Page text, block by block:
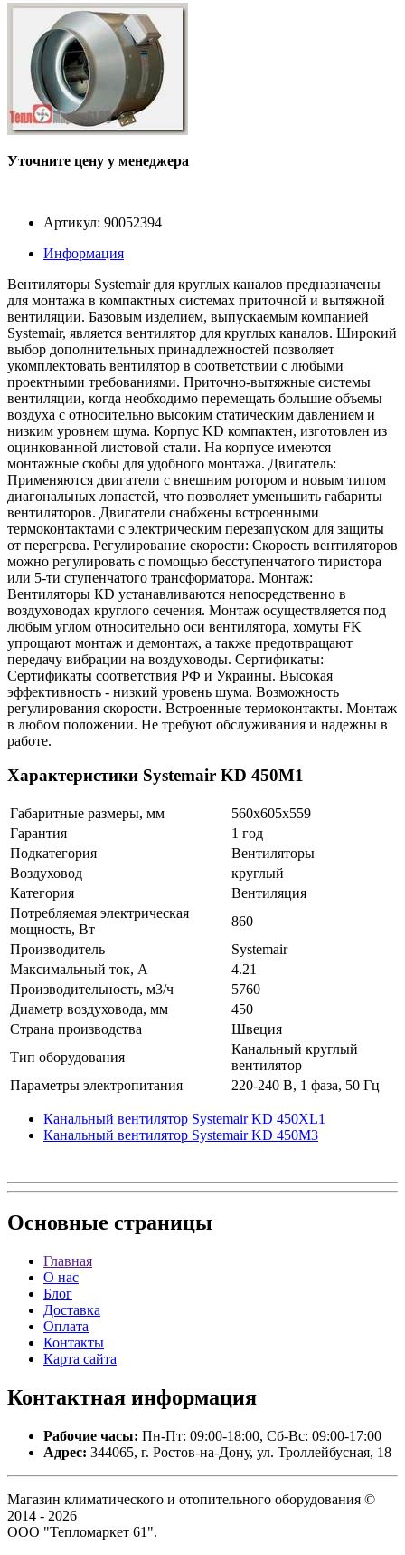
Уточните цену у менеджера
Артикул: 90052394
Информация
Вентиляторы Systemair для круглых каналов предназначены
для монтажа в компактных системах приточной и вытяжной
вентиляции. Базовым изделием, выпускаемым компанией
Systemair, является вентилятор для круглых каналов. Широкий
выбор дополнительных принадлежностей позволяет
укомплектовать вентилятор в соответствии с любыми
проектными требованиями. Приточно-вытяжные системы
вентиляции, когда необходимо перемещать большие объемы
воздуха с относительно высоким статическим давлением и
низким уровнем шума. Корпус KD компактен, изготовлен из
оцинкованной листовой стали. На корпусе имеются
монтажные скобы для удобного монтажа. Двигатель:
Применяются двигатели с внешним ротором и новым типом
диагональных лопастей, что позволяет уменьшить габариты
вентиляторов. Двигатели снабжены встроенными
термоконтактами с электрическим перезапуском для защиты
от перегрева. Регулирование скорости: Скорость вентиляторов
можно регулировать с помощью бесступенчатого тиристора
или 5-ти ступенчатого трансформатора. Монтаж:
Вентиляторы КD устанавливаются непосредственно в
воздуховодах круглого сечения. Монтаж осуществляется под
любым углом относительно оси вентилятора, хомуты FK
упрощают монтаж и демонтаж, а также предотвращают
передачу вибрации на воздуховоды. Сертификаты:
Сертификаты соответствия РФ и Украины. Высокая
эффективность - низкий уровень шума. Возможность
регулирования скорости. Встроенные термоконтакты. Монтаж
в любом положении. Не требуют обслуживания и надежны в
работе.
Характеристики Systemair KD 450M1
Габаритные размеры, мм
560x605x559
Гарантия
1 год
Подкатегория
Вентиляторы
Воздуховод
круглый
Категория
Вентиляция
Потребляемая электрическая
мощность, Вт
860
Производитель
Systemair
Максимальный ток, А
4.21
Производительность, м3/ч
5760
Диаметр воздуховода, мм
450
Страна производства
Швеция
Тип оборудования
Канальный круглый
вентилятор
Параметры электропитания
220-240 В, 1 фаза, 50 Гц
Канальный вентилятор Systemair KD 450XL1
Канальный вентилятор Systemair KD 450M3
Основные страницы
Главная
О нас
Блог
Доставка
Оплата
Контакты
Карта сайта
Контактная информация
Рабочие часы: Пн-Пт: 09:00-18:00, Сб-Вс: 09:00-17:00
Адрес: 344065, г. Ростов-на-Дону, ул. Троллейбусная, 18
Магазин климатического и отопительного оборудования ©
2014 - 2026
ООО "Тепломаркет 61".